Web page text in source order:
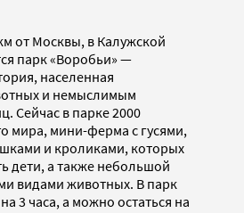
от Москвы, в Калужской
парк «Воробьи» —
населенная
и немыслимым
Сейчас в парке 2000
мира, мини-ферма с гусями,
и кроликами, которых
дети, а также небольшой
видами животных. В парк
3 часа, а можно остаться на